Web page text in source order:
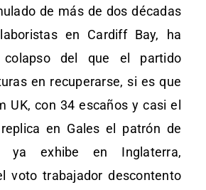
de más de dos décadas
en Cardiff Bay, ha
colapso del que el partido
en recuperarse, si es que
UK, con 34 escaños y casi el
en Gales el patrón de
ya exhibe en Inglaterra,
voto trabajador descontento